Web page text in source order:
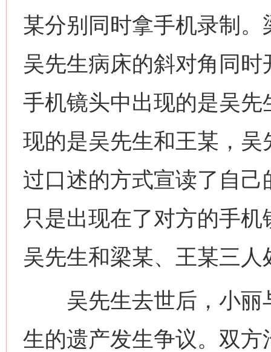
某分别同时拿手机录制
吴先生病床的斜对角同
手机镜头中出现的是吴
现的是吴先生和王某，
过口述的方式宣读了自
只是出现在了对方的手
吴先生和梁某、王某三
吴先生去世后，小丽
生的遗产发生争议。双